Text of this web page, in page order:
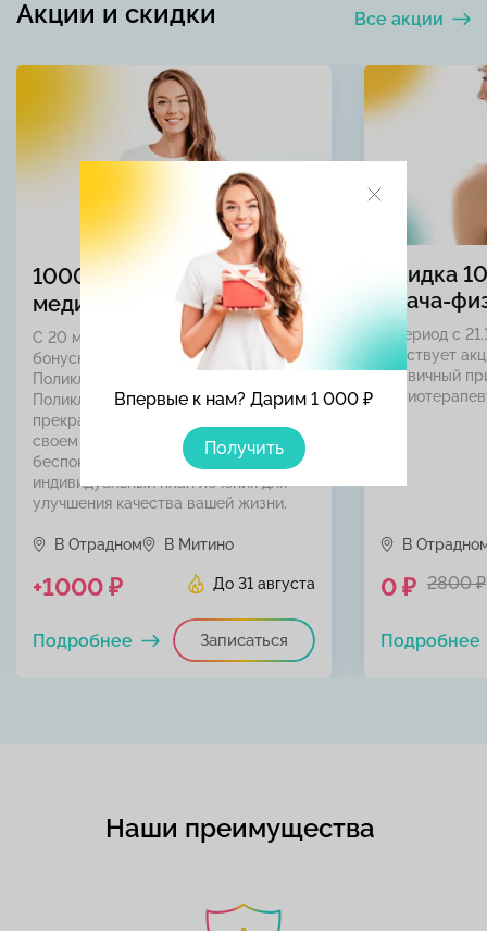
Впервые к нам? Дарим 1 000 ₽
Получить
Все акции
Акции и скидки
1000 ₽ в подарок на
медицинские услуги
С 20 мая по 31 августа дарим 1000
бонусных рублей новым пациентам
Поликлиники Отрадное и
Поликлиники Митино! Это
прекрасный повод позаботиться о
своем здоровье, выяснить причины
беспокоящих симптомов и получить
индивидуальный план лечения для
улучшения качества вашей жизни.
В Отрадном В Митино
До 31 августа
+1000 ₽
Записаться
Подробнее
Скидка
врача-
В период с
действует
первичный
В
0 ₽ 2800 ₽
Подробнее
Наши преимущества